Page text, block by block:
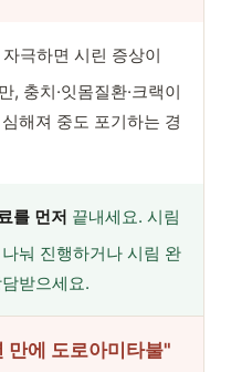
극하면 시린 증상이
, 충치·잇몸질환·크랙이
해져 중도 포기하는 경
를 먼저 끝내세요. 시림
눠 진행하거나 시림 완
받으세요.
에 도로아미타불"